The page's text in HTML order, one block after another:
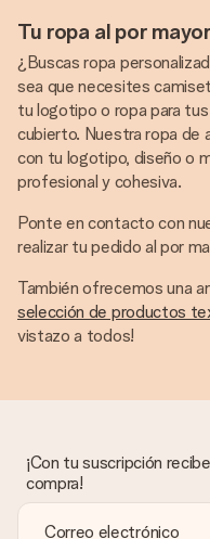
Tu ropa al por
¿Buscas ropa
sea que necesites
tu logotipo o ropa para
cubierto. Nuestra ropa de
con tu logotipo, diseño o
profesional y cohesiva.
Ponte en contacto con
realizar tu pedido al por
También ofrecemos una
selección de productos
vistazo a todos!
¡Con tu suscripción
compra!